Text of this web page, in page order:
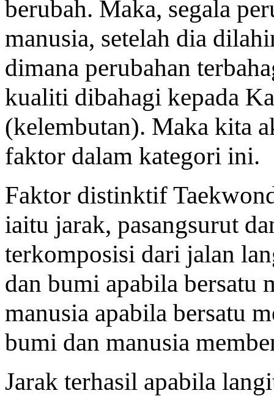
berubah. Maka, segala
manusia, setelah dia
dimana perubahan
kualiti dibahagi kepada
(kelembutan). Maka kita
faktor dalam kategori ini.
Faktor distinktif
iaitu jarak, pasangsurut
terkomposisi dari jalan
dan bumi apabila bersatu
manusia apabila bersatu
bumi dan manusia
Jarak terhasil apabila